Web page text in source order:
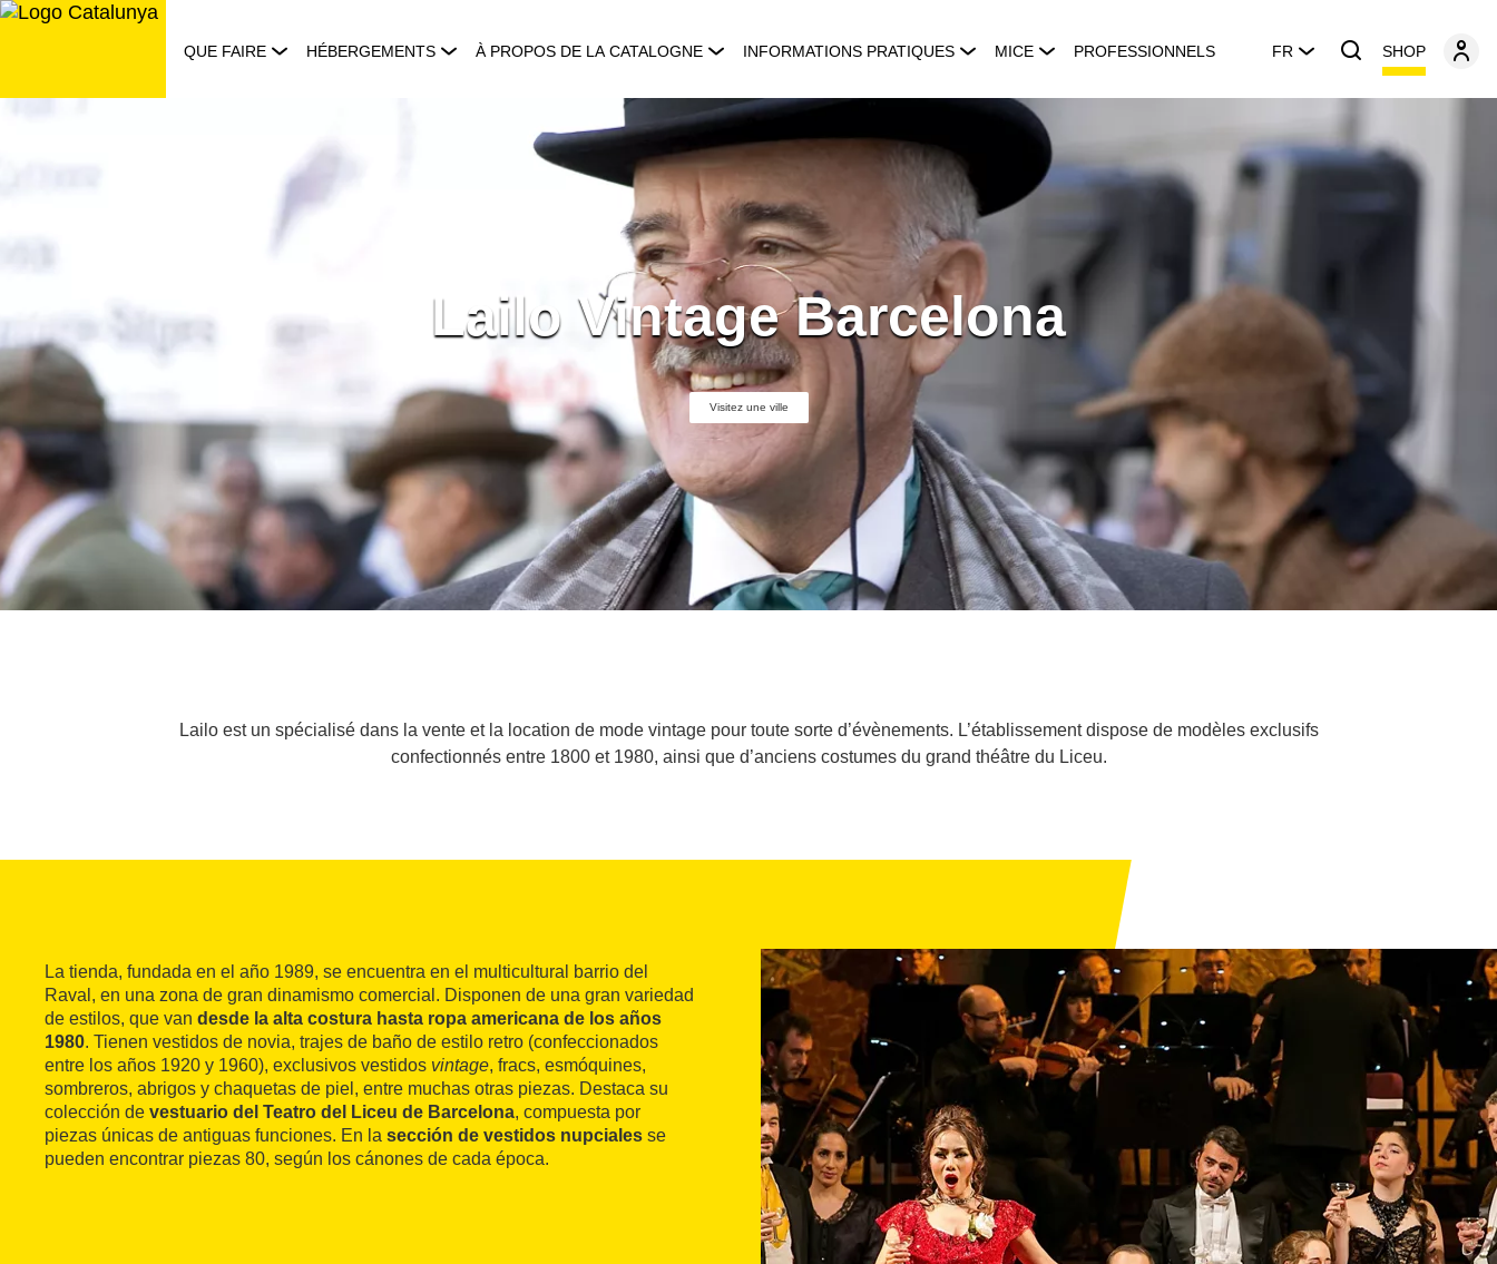
Aller
QUE FAIRE HÉBERGEMENTS À PROPOS DE LA CATALOGNE INFORMATIONS PRATIQUES MICE PROFESSIONNELS FR SHOP
Lailo Vintage Barcelona
Visitez une ville
Lailo est un spécialisé dans la vente et la location de mode vintage pour toute sorte d’évènements. L’établissement dispose de modèles exclusifs
confectionnés entre 1800 et 1980, ainsi que d’anciens costumes du grand théâtre du Liceu.
La tienda, fundada en el año 1989, se encuentra en el multicultural barrio del
Raval, en una zona de gran dinamismo comercial. Disponen de una gran variedad
de estilos, que van desde la alta costura hasta ropa americana de los años
1980. Tienen vestidos de novia, trajes de baño de estilo retro (confeccionados
entre los años 1920 y 1960), exclusivos vestidos vintage, fracs, esmóquines,
sombreros, abrigos y chaquetas de piel, entre muchas otras piezas. Destaca su
colección de vestuario del Teatro del Liceu de Barcelona, compuesta por
piezas únicas de antiguas funciones. En la sección de vestidos nupciales se
pueden encontrar piezas 80, según los cánones de cada época.